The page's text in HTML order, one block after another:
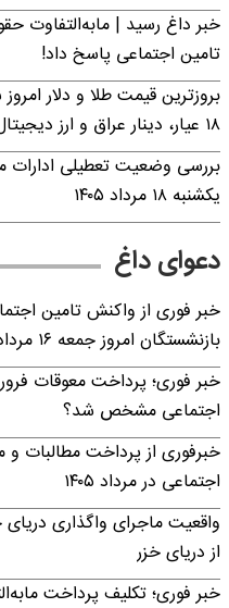
خبر داغ رسید | مابه‌التفاوت
تامین اجتماعی پاسخ داد!
۱۸ عیار، دینار عراق و ارز دیجیتال چند؟
بررسی وضعیت تعطیلی ادارات
یکشنبه ۱۸ مرداد ۱۴۰۵
دعوای داغ
خبر فوری از واکنش تامین
بازنشستگان امروز جمعه ۱۶ مرداد ۱۴۰۵
خبر فوری؛ پرداخت معوقات
اجتماعی مشخص شد؟
خبرفوری از پرداخت مطالبات
اجتماعی در مرداد ۱۴۰۵
واقعیت ماجرای واگذاری
از دریای خزر
خبر فوری؛ تکلیف پرداخت